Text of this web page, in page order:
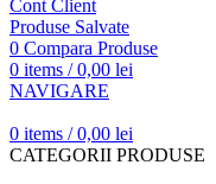
Cont Client
Produse Salvate
0 Compara Produse
0 items / 0,00 lei
NAVIGARE
0 items / 0,00 lei
CATEGORII PRODUSE